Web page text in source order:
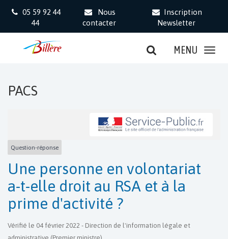
05 59 92 44
44
Nous
contacter
Inscription
Newsletter
MENU
PACS
Question-réponse
Une personne en volontariat
a-t-elle droit au RSA et à la
prime d'activité ?
Vérifié le 04 février 2022 - Direction de l'information légale et